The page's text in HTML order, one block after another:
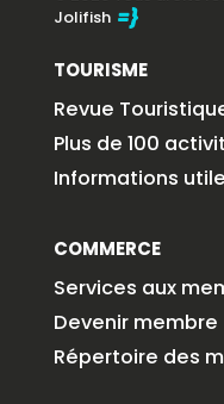
Jolifish
TOURISME
Revue
Plus de 100
Informations
COMMERCE
Services aux
Devenir membre
Répertoire des